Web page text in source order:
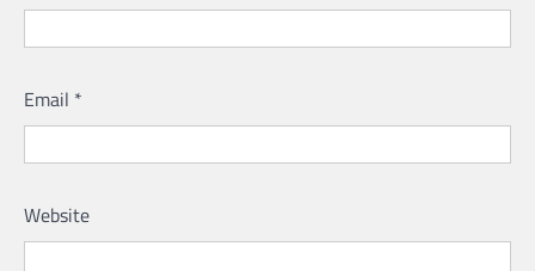
Email *
Website